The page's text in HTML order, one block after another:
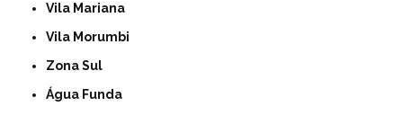
Vila Mariana
Vila Morumbi
Zona Sul
Água Funda